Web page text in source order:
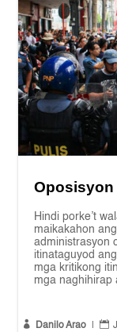
Oposisyon
Hindi porke’t
maikakahon
administrasyon
itinataguyod
mga kritikong
mga naghihirap
 Danilo Arao 